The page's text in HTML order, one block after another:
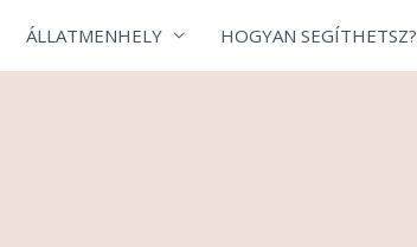
ÁLLATMENHELY HOGYAN SEGÍTHETSZ?